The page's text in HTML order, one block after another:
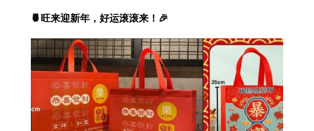
🍍旺来迎新年，好运滚滚来！🎉